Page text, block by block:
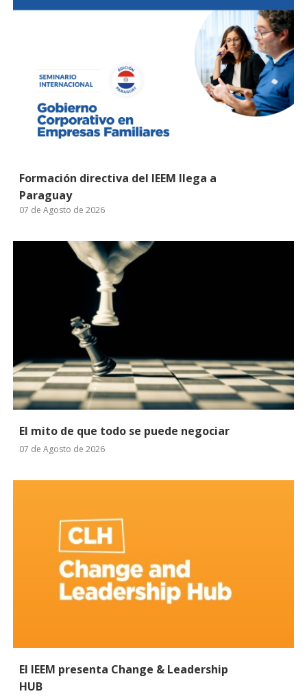
Formación directiva del IEEM llega a
Paraguay
07 de Agosto de 2026
El mito de que todo se puede negociar
07 de Agosto de 2026
El IEEM presenta Change & Leadership
HUB